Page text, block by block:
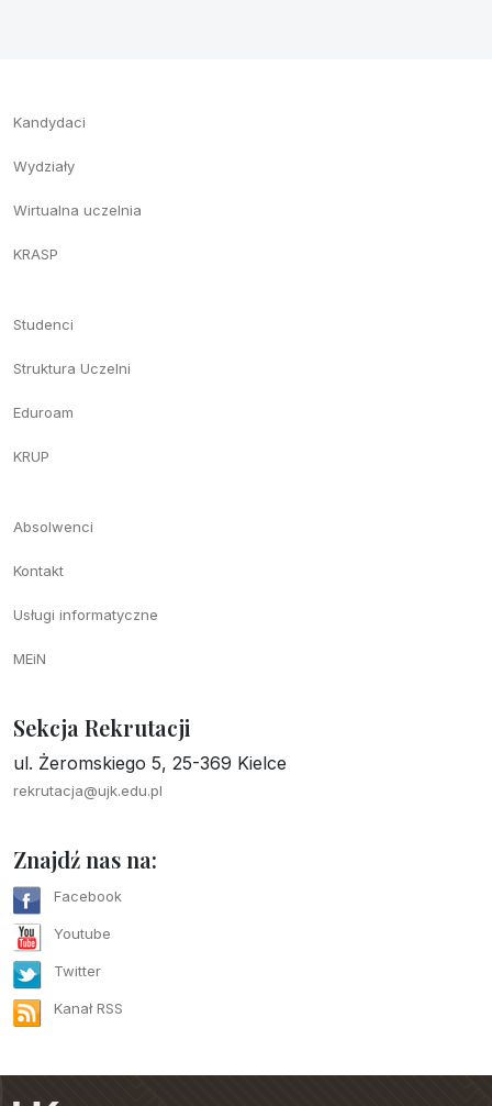
Kandydaci
Wydziały
Wirtualna uczelnia
KRASP
Studenci
Struktura Uczelni
Eduroam
KRUP
Absolwenci
Kontakt
Usługi informatyczne
MEiN
Sekcja Rekrutacji
ul. Żeromskiego 5, 25-369 Kielce
rekrutacja@ujk.edu.pl
Znajdź nas na:
Facebook
Youtube
Twitter
Kanał RSS